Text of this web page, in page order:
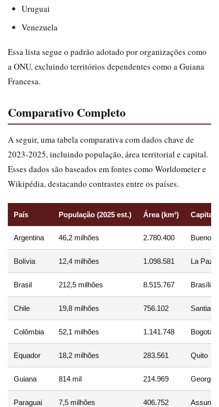
Uruguai
Venezuela
Essa lista segue o padrão adotado por organizações como
a ONU, excluindo territórios dependentes como a Guiana
Francesa.
Comparativo Completo
A seguir, uma tabela comparativa com dados chave de
2023-2025, incluindo população, área territorial e capital.
Esses dados são baseados em fontes como Worldometer e
Wikipédia, destacando contrastes entre os países.
País População (2025 est.) Área (km²)
Argentina 46,2 milhões 2.780.400 Buenos
Bolívia 12,4 milhões 1.098.581 La Paz
Brasil 212,5 milhões 8.515.767 Brasília
Chile 19,8 milhões 756.102 Santiago
Colômbia 52,1 milhões 1.141.748 Bogotá
Equador 18,2 milhões 283.561 Quito
Guiana 814 mil 214.969
Paraguai 7,5 milhões 406.752